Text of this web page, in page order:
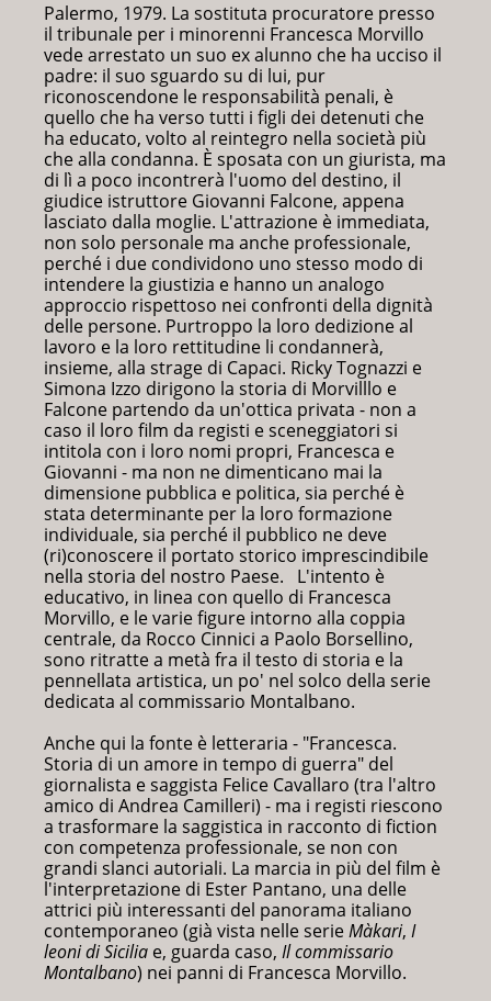
Palermo, 1979. La sostituta procuratore presso
il tribunale per i minorenni Francesca Morvillo
vede arrestato un suo ex alunno che ha ucciso il
padre: il suo sguardo su di lui, pur
riconoscendone le responsabilità penali, è
quello che ha verso tutti i figli dei detenuti che
ha educato, volto al reintegro nella società più
che alla condanna. È sposata con un giurista, ma
di lì a poco incontrerà l'uomo del destino, il
giudice istruttore Giovanni Falcone, appena
lasciato dalla moglie. L'attrazione è immediata,
non solo personale ma anche professionale,
perché i due condividono uno stesso modo di
intendere la giustizia e hanno un analogo
approccio rispettoso nei confronti della dignità
delle persone. Purtroppo la loro dedizione al
lavoro e la loro rettitudine li condannerà,
insieme, alla strage di Capaci. Ricky Tognazzi e
Simona Izzo dirigono la storia di Morvilllo e
Falcone partendo da un'ottica privata - non a
caso il loro film da registi e sceneggiatori si
intitola con i loro nomi propri, Francesca e
Giovanni - ma non ne dimenticano mai la
dimensione pubblica e politica, sia perché è
stata determinante per la loro formazione
individuale, sia perché il pubblico ne deve
(ri)conoscere il portato storico imprescindibile
nella storia del nostro Paese. L'intento è
educativo, in linea con quello di Francesca
Morvillo, e le varie figure intorno alla coppia
centrale, da Rocco Cinnici a Paolo Borsellino,
sono ritratte a metà fra il testo di storia e la
pennellata artistica, un po' nel solco della serie
dedicata al commissario Montalbano.
Anche qui la fonte è letteraria - "Francesca.
Storia di un amore in tempo di guerra" del
giornalista e saggista Felice Cavallaro (tra l'altro
amico di Andrea Camilleri) - ma i registi riescono
a trasformare la saggistica in racconto di fiction
con competenza professionale, se non con
grandi slanci autoriali. La marcia in più del film è
l'interpretazione di Ester Pantano, una delle
attrici più interessanti del panorama italiano
contemporaneo (già vista nelle serieMàkari, I
leoni di Sicilia e, guarda caso, Il commissario
Montalbano) nei panni di Francesca Morvillo.